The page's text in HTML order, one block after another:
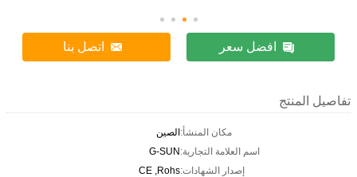
افضل سعر اتصل بنا
تفاصيل المنتج
مكان المنشأ:الصين
اسم العلامة التجارية:G-SUN
إصدار الشهادات:CE ,Rohs